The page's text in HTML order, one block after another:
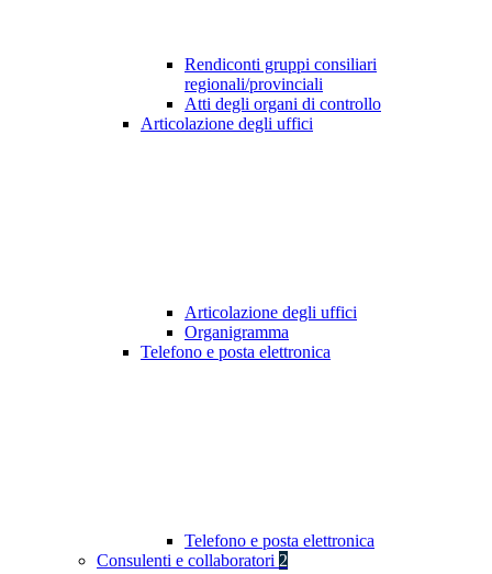
Rendiconti gruppi consiliari
regionali/provinciali
Atti degli organi di controllo
Articolazione degli uffici
Articolazione degli uffici
Organigramma
Telefono e posta elettronica
Telefono e posta elettronica
Consulenti e collaboratori 2